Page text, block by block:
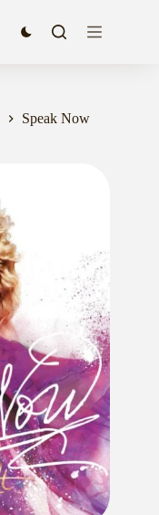
Speak Now